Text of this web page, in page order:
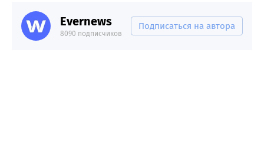
Evernews
8090 подписчиков
Подписаться на автора